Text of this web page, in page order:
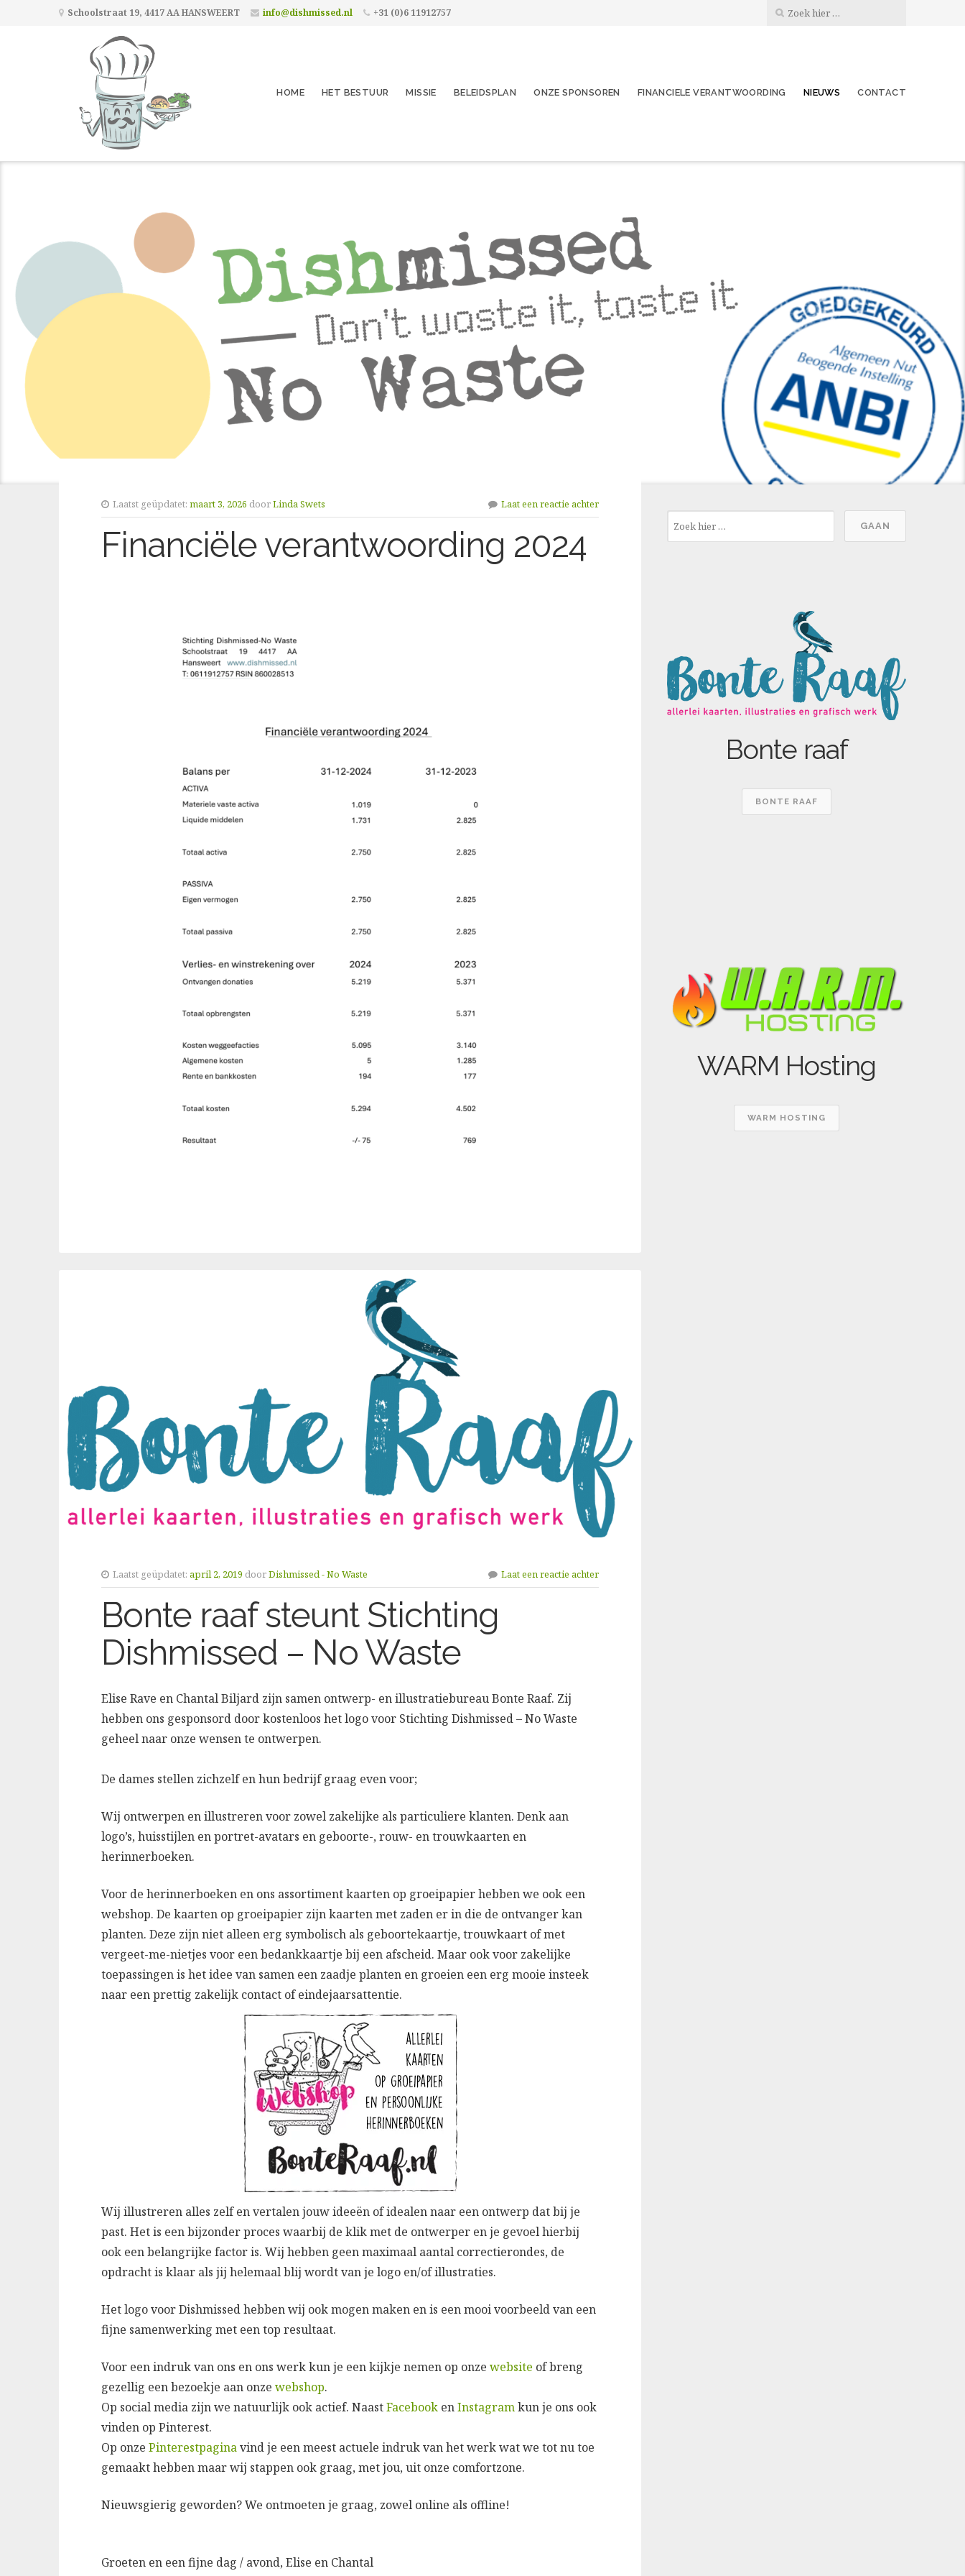
Schoolstraat 19, 4417 AA HANSWEERT info@dishmissed.nl +31 (0)6 11912757
HOME HET BESTUUR MISSIE BELEIDSPLAN ONZE SPONSOREN FINANCIELE VERANTWOORDING NIEUWS CONTACT
Laatst geüpdatet: maart 3, 2026 doorLinda Swets Laat een reactie achter
Financiële verantwoording 2024
Laatst geüpdatet: april 2, 2019 doorDishmissed - No Waste Laat een reactie achter
Bonte raaf steunt Stichting
Dishmissed – No Waste
Elise Rave en Chantal Biljard zijn samen ontwerp- en illustratiebureau Bonte Raaf. Zij
hebben ons gesponsord door kostenloos het logo voor Stichting Dishmissed – No Waste
geheel naar onze wensen te ontwerpen.
De dames stellen zichzelf en hun bedrijf graag even voor;
Wij ontwerpen en illustreren voor zowel zakelijke als particuliere klanten. Denk aan
logo’s, huisstijlen en portret-avatars en geboorte-, rouw- en trouwkaarten en
herinnerboeken.
Voor de herinnerboeken en ons assortiment kaarten op groeipapier hebben we ook een
webshop. De kaarten op groeipapier zijn kaarten met zaden er in die de ontvanger kan
planten. Deze zijn niet alleen erg symbolisch als geboortekaartje, trouwkaart of met
vergeet-me-nietjes voor een bedankkaartje bij een afscheid. Maar ook voor zakelijke
toepassingen is het idee van samen een zaadje planten en groeien een erg mooie insteek
naar een prettig zakelijk contact of eindejaarsattentie.
Wij illustreren alles zelf en vertalen jouw ideeën of idealen naar een ontwerp dat bij je
past. Het is een bijzonder proces waarbij de klik met de ontwerper en je gevoel hierbij
ook een belangrijke factor is. Wij hebben geen maximaal aantal correctierondes, de
opdracht is klaar als jij helemaal blij wordt van je logo en/of illustraties.
Het logo voor Dishmissed hebben wij ook mogen maken en is een mooi voorbeeld van een
fijne samenwerking met een top resultaat.
Voor een indruk van ons en ons werk kun je een kijkje nemen op onzewebsite of breng
gezellig een bezoekje aan onzewebshop.
Op social media zijn we natuurlijk ook actief. NaastFacebook enInstagramkun je ons ook
vinden op Pinterest.
Op onzePinterestpaginavind je een meest actuele indruk van het werk wat we tot nu toe
gemaakt hebben maar wij stappen ook graag, met jou, uit onze comfortzone.
Nieuwsgierig geworden? We ontmoeten je graag, zowel online als offline!
Groeten en een fijne dag / avond, Elise en Chantal
Bonte raaf
BONTE RAAF
WARM Hosting
WARM HOSTING